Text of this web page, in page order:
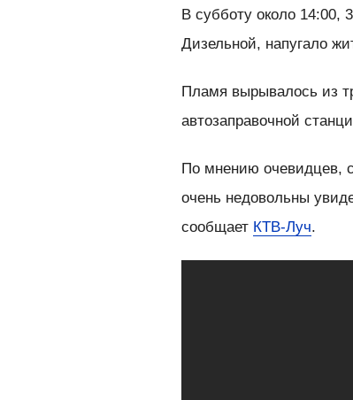
В субботу около
Дизельной, напугало
Пламя вырывалось из
автозаправочной
По мнению очевидцев,
очень недовольны
сообщает КТВ-Луч.